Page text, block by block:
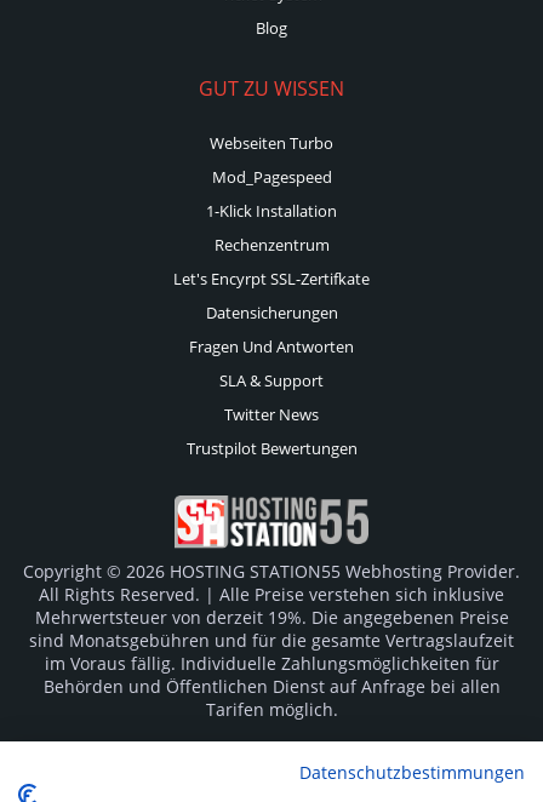
Blog
GUT ZU WISSEN
Webseiten Turbo
Mod_Pagespeed
1-Klick Installation
Rechenzentrum
Let's Encyrpt SSL-Zertifkate
Datensicherungen
Fragen Und Antworten
SLA & Support
Twitter News
Trustpilot Bewertungen
Copyright © 2026 HOSTING STATION55 Webhosting Provider.
All Rights Reserved. | Alle Preise verstehen sich inklusive
Mehrwertsteuer von derzeit 19%. Die angegebenen Preise
sind Monatsgebühren und für die gesamte Vertragslaufzeit
im Voraus fällig. Individuelle Zahlungsmöglichkeiten für
Behörden und Öffentlichen Dienst auf Anfrage bei allen
Tarifen möglich.
Hersteller. Irrtümer vorbehalten.Datenschutzbestimmungen